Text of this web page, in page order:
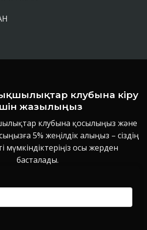
клубына кіру
жазылыңыз
клубына қосылыңыз және
5% жеңілдік алыңыз – сіздің
мүмкіндіктеріңіз осы жерден
басталады.